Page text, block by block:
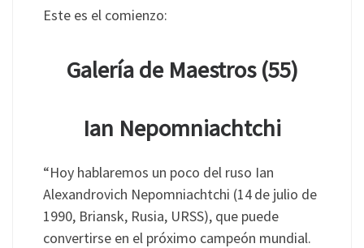
Este es el comienzo:
Galería de Maestros (55)
Ian Nepomniachtchi
“Hoy hablaremos un poco del ruso Ian
Alexandrovich Nepomniachtchi (14de julio de
1990, Briansk, Rusia, URSS), que puede
convertirse en el próximo campeón mundial.